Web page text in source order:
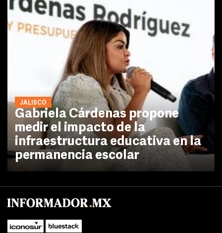
JALISCO
Gabriela Cárdenas propone
medir el impacto de la
infraestructura educativa en la
permanencia escolar